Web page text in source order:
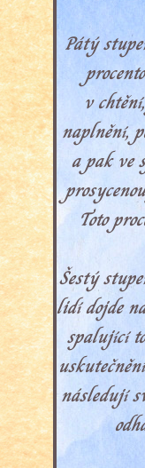
Pátý
v
naplnění,
a pak ve
Toto
Šestý
lidí dojde
spalující
následují